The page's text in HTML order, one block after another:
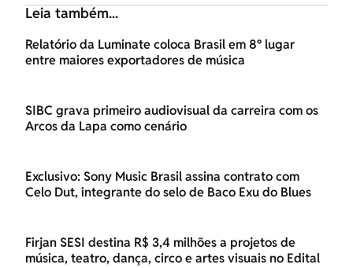
Leia também...
Relatório da Luminate coloca Brasil em 8º lugar
entre maiores exportadores de música
SIBC grava primeiro audiovisual da carreira com os
Arcos da Lapa como cenário
Exclusivo: Sony Music Brasil assina contrato com
Celo Dut, integrante do selo de Baco Exu do Blues
Firjan SESI destina R$ 3,4 milhões a projetos de
música, teatro, dança, circo e artes visuais no Edital